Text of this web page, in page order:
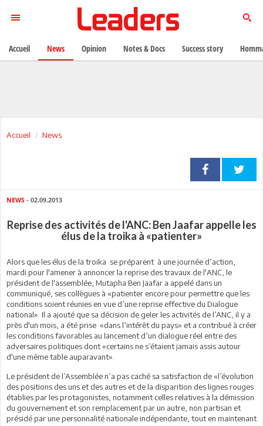
Accueil News
NEWS - 02.09.2013
Reprise des activités de l'ANC: Ben Jaafar appelle les
élus de la troika à «patienter»
Alors que les élus de la troika se préparent à une journée d’action,
mardi pour l'amener à annoncer la reprise des travaux de l'ANC, le
président de l'assemblée, Mutapha Ben Jaafar a appelé dans un
communiqué, ses collègues à «patienter encore pour permettre que les
conditions soient réunies en vue d’une reprise effective du Dialogue
national». Il a ajouté que sa décision de geler les activités de l’ANC, il y a
près d'un mois, a été prise «dans l’intérêt du pays» et a contribué à créer
les conditions favorables au lancement d’un dialogue réel entre des
adversaires politiques dont «certains ne s’étaient jamais assis autour
d'une même table auparavant».
Le président de l’Assemblée n’a pas caché sa satisfaction de «l’évolution
des positions des uns et des autres et de la disparition des lignes rouges
établies par les protagonistes, notamment celles relatives à la démission
du gouvernement et son remplacement par un autre, non partisan et
présidé par une personnalité nationale indépendante, tout en maintenant
Accueil News Opinion Notes & Docs Success story